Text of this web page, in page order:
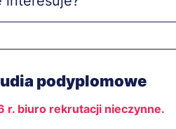
podyplomowe
r. biuro rekrutacji nieczynne.